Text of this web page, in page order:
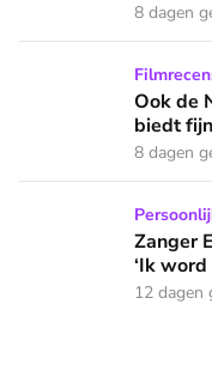
8 dagen
Ook de Netflixversie
Ook de
biedt
8 dagen
Zanger Elbert Smelt
Zanger
‘Ik
12 dagen